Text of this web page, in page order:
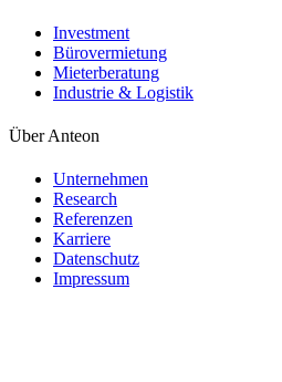
Investment
Bürovermietung
Mieterberatung
Industrie & Logistik
Über Anteon
Unternehmen
Research
Referenzen
Karriere
Datenschutz
Impressum